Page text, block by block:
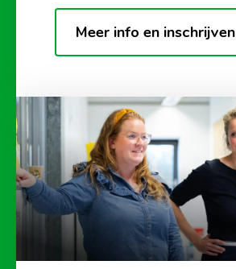
Meer info en inschrijven